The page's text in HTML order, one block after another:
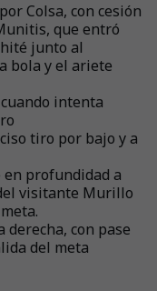
Colsa, con cesión
que entró
junto al
bola y el ariete
intenta
tiro por bajo y a
en profundidad a
visitante Murillo
con pase
del meta